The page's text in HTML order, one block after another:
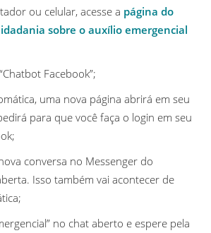
ou celular, acesse a página do
sobre o auxílio emergencial
Facebook”;
uma nova página abrirá em seu
para que você faça o login em seu
conversa no Messenger do
Isso também vai acontecer de
no chat aberto e espere pela